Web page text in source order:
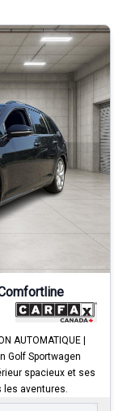
AUTOMATIQUE |
Golf Sportwagen
spacieux et ses
aventures.